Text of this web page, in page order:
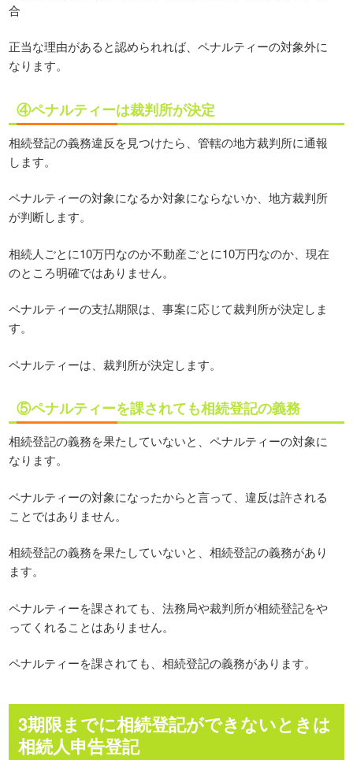
合
正当な理由があると認められれば、ペナルティーの対象外に
なります。
④ペナルティーは裁判所が決定
相続登記の義務違反を見つけたら、管轄の地方裁判所に通報
します。
ペナルティーの対象になるか対象にならないか、地方裁判所
が判断します。
相続人ごとに10万円なのか不動産ごとに10万円なのか、現在
のところ明確ではありません。
ペナルティーの支払期限は、事案に応じて裁判所が決定しま
す。
ペナルティーは、裁判所が決定します。
⑤ペナルティーを課されても相続登記の義務
相続登記の義務を果たしていないと、ペナルティーの対象に
なります。
ペナルティーの対象になったからと言って、違反は許される
ことではありません。
相続登記の義務を果たしていないと、相続登記の義務があり
ます。
ペナルティーを課されても、法務局や裁判所が相続登記をや
ってくれることはありません。
ペナルティーを課されても、相続登記の義務があります。
3期限までに相続登記ができないときは
相続人申告登記